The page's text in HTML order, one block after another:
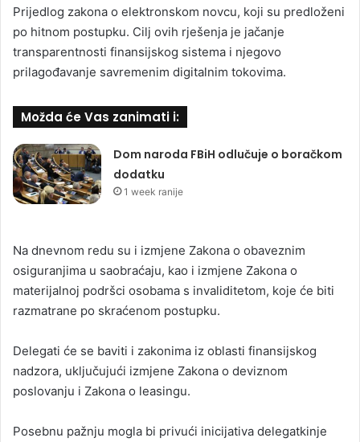
Prijedlog zakona o elektronskom novcu, koji su predloženi
po hitnom postupku. Cilj ovih rješenja je jačanje
transparentnosti finansijskog sistema i njegovo
prilagođavanje savremenim digitalnim tokovima.
Možda će Vas zanimati i:
Dom naroda FBiH odlučuje o boračkom
dodatku
1 week ranije
Na dnevnom redu su i izmjene Zakona o obaveznim
osiguranjima u saobraćaju, kao i izmjene Zakona o
materijalnoj podršci osobama s invaliditetom, koje će biti
razmatrane po skraćenom postupku.
Delegati će se baviti i zakonima iz oblasti finansijskog
nadzora, uključujući izmjene Zakona o deviznom
poslovanju i Zakona o leasingu.
Posebnu pažnju mogla bi privući inicijativa delegatkinje